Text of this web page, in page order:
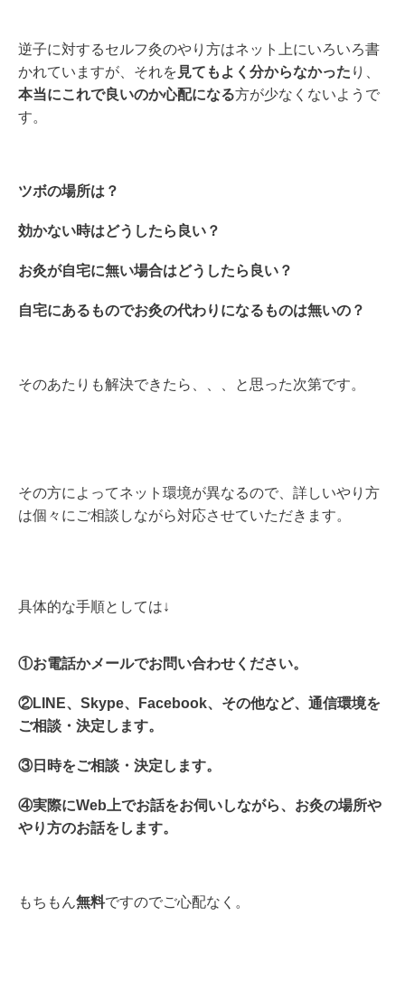
逆子に対するセルフ灸のやり方はネット上にいろいろ書
かれていますが、それを 見てもよく分からなかった り、
本当にこれで良いのか心配になる方が少なくないようで
す。
ツボの場所は？
効かない時はどうしたら良い？
お灸が自宅に無い場合はどうしたら良い？
自宅にあるものでお灸の代わりになるものは無いの？
そのあたりも解決できたら、、、と思った次第です。
その方によってネット環境が異なるので、詳しいやり方
は個々にご相談しながら対応させていただきます。
具体的な手順としては↓
①お電話かメールでお問い合わせください。
②LINE、Skype、Facebook、その他など、通信環境を
ご相談・決定します。
③日時をご相談・決定します。
④実際にWeb上でお話をお伺いしながら、お灸の場所や
やり方のお話をします。
もちもん無料ですのでご心配なく。